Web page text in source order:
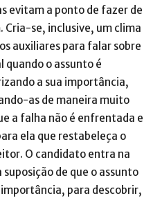
evitam a ponto de fazer de
Cria-se, inclusive, um clima
auxiliares para falar sobre
quando o assunto é
a sua importância,
as de maneira muito
a falha não é enfrentada e
ela que restabeleça o
O candidato entra na
de que o assunto
para descobrir,